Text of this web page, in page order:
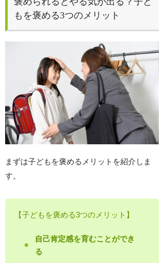
もを褒める3つのメリット
まずは子どもを褒めるメリットを紹介しま
す。
【子どもを褒める3つのメリット】
自己肯定感を育むことができ
る